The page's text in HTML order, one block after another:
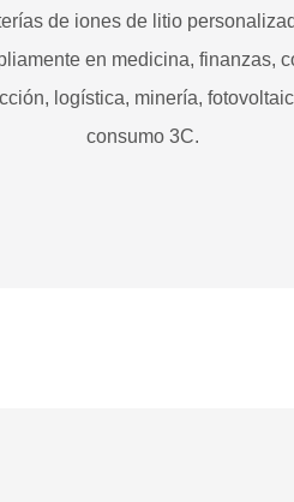
de iones de litio
en medicina, finanzas,
logística, minería,
consumo 3C.